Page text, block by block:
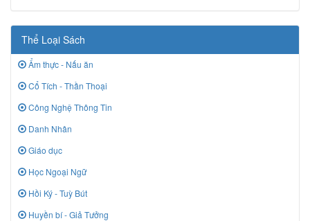
Thể Loại Sách
Ẩm thực - Nấu ăn
Cổ Tích - Thần Thoại
Công Nghệ Thông Tin
Danh Nhân
Giáo dục
Học Ngoại Ngữ
Hồi Ký - Tuỳ Bút
Huyền bí - Giả Tưởng